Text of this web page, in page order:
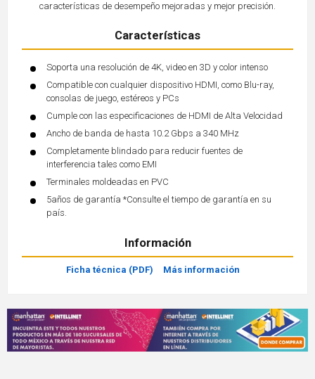
características de desempeño mejoradas y mejor precisión.
Características
Soporta una resolución de 4K, video en 3D y color intenso
Compatible con cualquier dispositivo HDMI, como Blu-ray,
consolas de juego, estéreos y PCs
Cumple con las especificaciones de HDMI de Alta Velocidad
Ancho de banda de hasta 10.2 Gbps a 340 MHz
Completamente blindado para reducir fuentes de
interferencia tales como EMI
Terminales moldeadas en PVC
5años de garantía *Consulte el tiempo de garantía en su
país.
Información
Ficha técnica (PDF) Más información